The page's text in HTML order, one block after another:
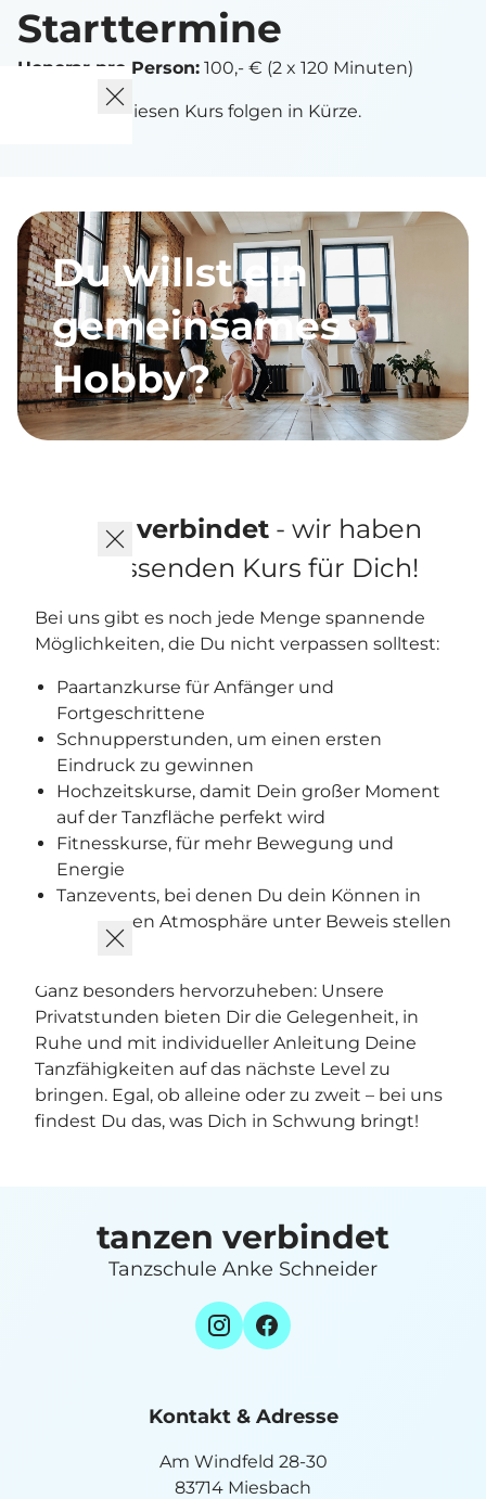
Starttermine
Honorar pro Person: 100,- € (2 x 120 Minuten)
Termine für diesen Kurs folgen in Kürze.
Du willst ein
gemeinsames
Hobby?
tanzen verbindet - wir haben
den passenden Kurs für Dich!
Bei uns gibt es noch jede Menge spannende
Möglichkeiten, die Du nicht verpassen solltest:
Paartanzkurse für Anfänger und
Fortgeschrittene
Schnupperstunden, um einen ersten
Eindruck zu gewinnen
Hochzeitskurse, damit Dein großer Moment
auf der Tanzfläche perfekt wird
Fitnesskurse, für mehr Bewegung und
Energie
Tanzevents, bei denen Du dein Können in
einer tollen Atmosphäre unter Beweis stellen
kannst
Ganz besonders hervorzuheben: Unsere
Privatstunden bieten Dir die Gelegenheit, in
Ruhe und mit individueller Anleitung Deine
Tanzfähigkeiten auf das nächste Level zu
bringen. Egal, ob alleine oder zu zweit – bei uns
findest Du das, was Dich in Schwung bringt!
Kontakt & Adresse
Am Windfeld 28-30
83714 Miesbach
tanzen verbindet
Tanzschule Anke Schneider